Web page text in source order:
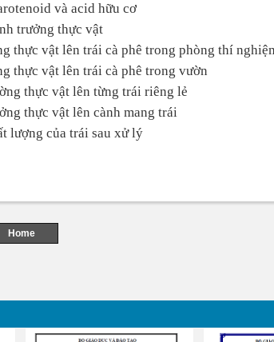
và acid hữu cơ
trưởng thực vật
thực vật lên trái cà phê trong phòng thí
thực vật lên trái cà phê trong vườn
thực vật lên từng trái riêng lẻ
thực vật lên cành mang trái
lượng của trái sau xử lý
Home